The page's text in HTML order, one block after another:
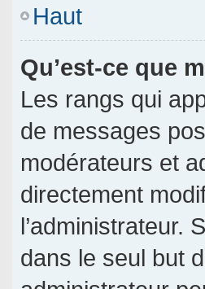
Haut
Qu’est-ce que
Les rangs qui
de messages
modérateurs et
directement
l’administrateur.
dans le seul but